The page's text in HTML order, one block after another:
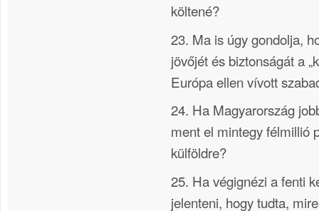
költené?
23. Ma is úgy gondolja,
jövőjét és biztonságát a
Európa ellen vívott
24. Ha Magyarország
ment el mintegy félmillió
külföldre?
25. Ha végignézi a fenti
jelenteni, hogy tudta,